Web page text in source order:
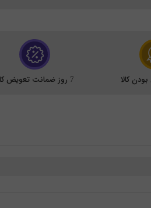
کالا 7 روز ضمانت تعویض کالا